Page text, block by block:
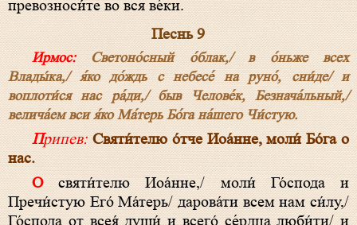
превозноси́те во вся ве́ки.
Песнь 9
Ирмос:Светоно́сный о́блак,/ в о́ньже всех
Влады́ка,/ я́ко до́ждь с небесе́ на руно́, сни́де/ и
воплоти́ся нас ра́ди,/ быв Челове́к, Безнача́льный,/
велича́ем вси я́ко Ма́терь Бо́га на́шего Чи́стую.
Припев: Святи́телю о́тче Иоа́нне, моли́ Бо́га о
нас.
О святи́телю Иоа́нне,/ моли́ Го́спода и
Пречи́стую Его́ Ма́терь/ дарова́ти всем нам си́лу,/
Го́спода от всея́ души́ и всего́ се́рдца люби́ти/ и